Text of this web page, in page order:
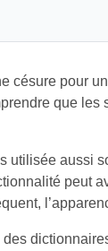
césure pour
que
utilisée aussi
peut